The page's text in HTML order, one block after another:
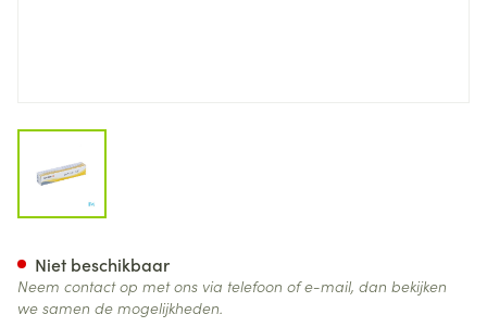
Niet beschikbaar
Neem contact op met ons via telefoon of e-mail, dan bekijken
we samen de mogelijkheden.